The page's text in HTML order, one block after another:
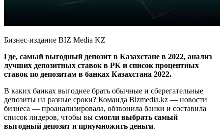
Бизнес-издание BIZ Media KZ
Где, самый выгодный депозит в Казахстане в 2022, анализ
лучших депозитных ставок в РК и список процентных
ставок по депозитам в банках Казахстана 2022.
В каких банках выгоднее брать обычные и сберегательные
депозиты на разные сроки? Команда Bizmedia.kz — новости
бизнеса — проанализировала, обзвонила банки и составила
список лидеров, чтобы вы смогли выбрать самый
выгодный депозит и приумножить деньги.